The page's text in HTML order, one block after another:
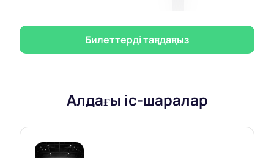
Билеттерді таңдаңыз
Алдағы іс-шаралар